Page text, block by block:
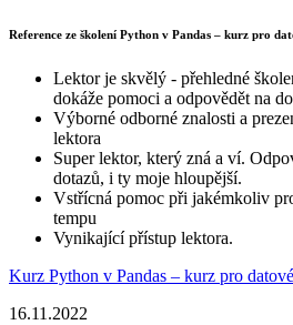
Reference ze školení Python v Pandas – kurz pro
Lektor je skvělý - přehledné
dokáže pomoci a odpovědět na
Výborné odborné znalosti a
lektora
Super lektor, který zná a ví.
dotazů, i ty moje hloupější.
Vstřícná pomoc při jakémkoliv
tempu
Vynikající přístup lektora.
Kurz Python v Pandas – kurz pro
16.11.2022